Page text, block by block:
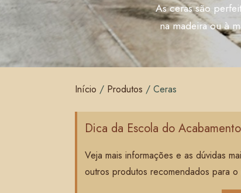
As ceras são
na madeira ou à
Início / Produtos / Ceras
Dica da Escola do Acabamento
Veja mais informações e as dúvidas
outros produtos recomendados para